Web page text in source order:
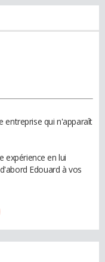
entreprise qui n'apparaît
expérience en lui
Edouard à vos